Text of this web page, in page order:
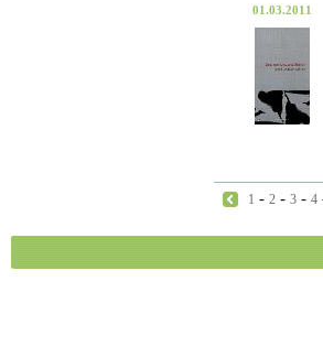
01.03.2011
1 - 2 - 3 - 4